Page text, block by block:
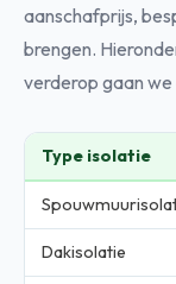
aanschafprijs,
brengen.
verderop gaan
Type isolatie
Dakisolatie